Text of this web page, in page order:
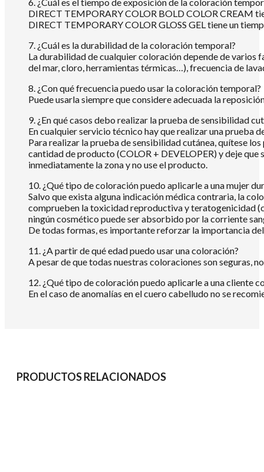
DIRECT TEMPORARY COLOR BOLD COLOR CREAM
DIRECT TEMPORARY COLOR GLOSS GEL tiene un
7. ¿Cuál es la durabilidad de la coloración temporal?
La durabilidad de cualquier coloración depende de varios
del mar, cloro, herramientas térmicas…), frecuencia de
8. ¿Con qué frecuencia puedo usar la coloración temporal?
Puede usarla siempre que considere adecuada la
9. ¿En qué casos debo realizar la prueba de sensibilidad
En cualquier servicio técnico hay que realizar una prueba
Para realizar la prueba de sensibilidad cutánea, quítese
cantidad de producto (COLOR + DEVELOPER) y deje
inmediatamente la zona y no use el producto.
10. ¿Qué tipo de coloración puedo aplicarle a una mujer
Salvo que exista alguna indicación médica contraria, la
comprueben la toxicidad reproductiva y teratogenicidad
ningún cosmético puede ser absorbido por la corriente
De todas formas, es importante reforzar la importancia
11. ¿A partir de qué edad puedo usar una coloración?
A pesar de que todas nuestras coloraciones son seguras,
12. ¿Qué tipo de coloración puedo aplicarle a una cliente
En el caso de anomalías en el cuero cabelludo no se
PRODUCTOS RELACIONADOS